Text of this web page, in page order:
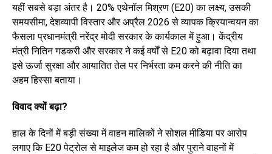
यहीं सबसे बड़ा अंतर है। 20% एथेनॉल मिश्रण (E20) का लक्ष्य, उसकी
समयसीमा, देशव्यापी विस्तार और अप्रैल 2026 से व्यापक क्रियान्वयन का
फैसला प्रधानमंत्री नरेंद्र मोदी सरकार के कार्यकाल में हुआ। केंद्रीय
मंत्री नितिन गडकरी और सरकार ने कई वर्षों से E20 को बढ़ावा दिया तथा
इसे ऊर्जा सुरक्षा और आयातित तेल पर निर्भरता कम करने की नीति का
अहम हिस्सा बताया।
विवाद क्यों बढ़ा?
हाल के दिनों में बड़ी संख्या में वाहन मालिकों ने सोशल मीडिया पर आरोप
लगाए कि E20 पेट्रोल से माइलेज कम हो रहा है और पुराने वाहनों में